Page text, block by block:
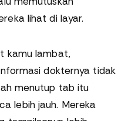
lihat di layar.
kamu lambat,
dokternya tidak
menutup tab itu
lebih jauh. Mereka